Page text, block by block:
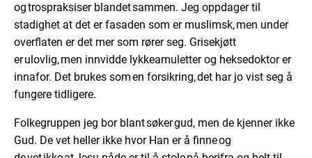
og trospraksiser blandet sammen. Jeg oppdager til
stadighet at det er fasaden som er muslimsk, men under
overflaten er det mer som rører seg. Grisekjøtt
er ulovlig, men innvidde lykkeamuletter og heksedoktor er
innafor. Det brukes som en forsikring, det har jo vist seg å
fungere tidligere.
Folkegruppen jeg bor blant søker gud, men de kjenner ikke
Gud. De vet heller ikke hvor Han er å finne og